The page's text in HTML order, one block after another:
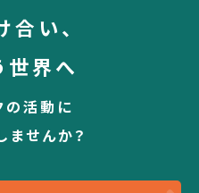
い、
世界へ
の活動に
せんか？